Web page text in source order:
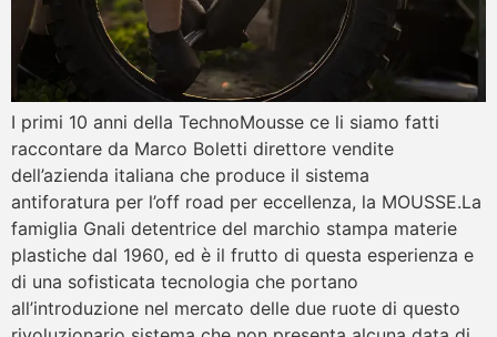
I primi 10 anni della TechnoMousse ce li siamo fatti
raccontare da Marco Boletti direttore vendite
dell’azienda italiana che produce il sistema
antiforatura per l’off road per eccellenza, la MOUSSE.La
famiglia Gnali detentrice del marchio stampa materie
plastiche dal 1960, ed è il frutto di questa esperienza e
di una sofisticata tecnologia che portano
all’introduzione nel mercato delle due ruote di questo